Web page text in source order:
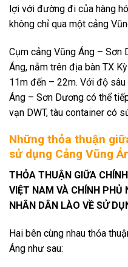
lợi với đường đi của hàng
không chỉ qua một cảng
Cụm cảng Vũng Áng – Sơn
Áng, nằm trên địa bàn TX
11m đến – 22m. Với độ
Áng – Sơn Dương có thể
vạn DWT, tàu container có
Những thỏa thuận
sử dụng Cảng Vũng
THỎA THUẬN GIỮA
VIỆT NAM VÀ CHÍNH PHỦ
NHÂN DÂN LÀO VỀ SỬ
Hai bên cùng nhau thỏa
Áng như sau: